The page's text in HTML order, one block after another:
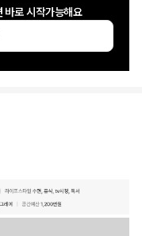
바로 시작가능해요